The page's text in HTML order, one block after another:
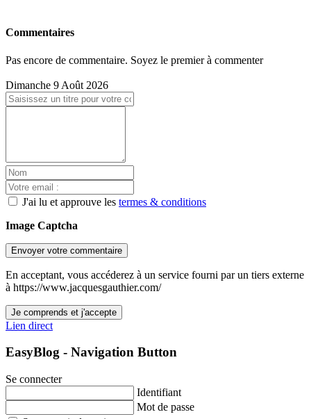
Commentaires
Pas encore de commentaire. Soyez le premier à commenter
Dimanche 9 Août 2026
J'ai lu et approuve les termes & conditions
Image Captcha
Envoyer votre commentaire
En acceptant, vous accéderez à un service fourni par un tiers externe
à https://www.jacquesgauthier.com/
Je comprends et j'accepte
Lien direct
EasyBlog - Navigation Button
Se connecter
Identifiant
Mot de passe